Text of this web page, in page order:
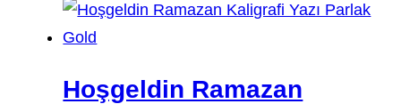
Hoşgeldin Ramazan